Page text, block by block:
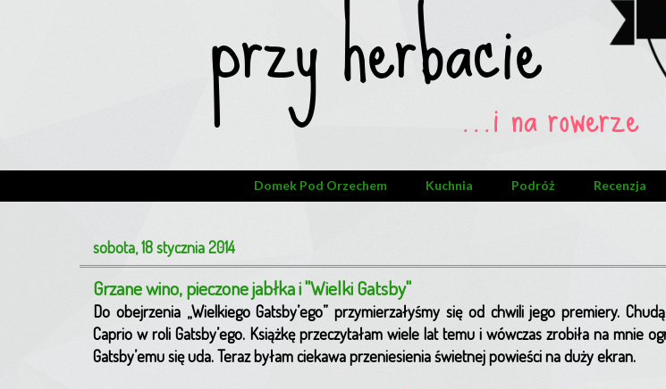
Domek Pod Orzechem Kuchnia Podróż Recenzja
sobota, 18 stycznia 2014
Grzane wino, pieczone jabłka i "Wielki Gatsby"
Do obejrzenia „Wielkiego Gatsby’ego” przymierzałyśmy się od chwili jego premiery.
Caprio w roli Gatsby’ego. Książkę przeczytałam wiele lat temu i wówczas zrobiła na mnie
Gatsby’emu się uda. Teraz byłam ciekawa przeniesienia świetnej powieści na duży ekran.